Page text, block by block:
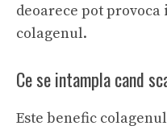
deoarece pot
colagenul.
Ce se intampla cand
Este benefic